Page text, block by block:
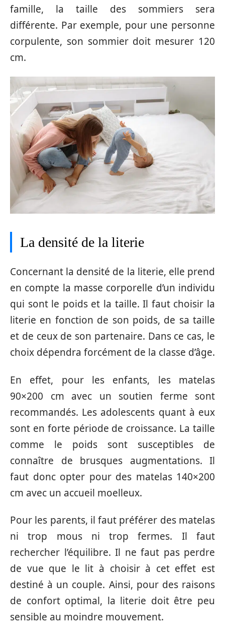
famille, la taille des sommiers sera
différente. Par exemple, pour une personne
corpulente, son sommier doit mesurer 120
cm.
La densité de la literie
Concernant la densité de la literie, elle prend
en compte la masse corporelle d’un individu
qui sont le poids et la taille. Il faut choisir la
literie en fonction de son poids, de sa taille
et de ceux de son partenaire. Dans ce cas, le
choix dépendra forcément de la classe d’âge.
En effet, pour les enfants, les matelas
90×200 cm avec un soutien ferme sont
recommandés. Les adolescents quant à eux
sont en forte période de croissance. La taille
comme le poids sont susceptibles de
connaître de brusques augmentations. Il
faut donc opter pour des matelas 140×200
cm avec un accueil moelleux.
Pour les parents, il faut préférer des matelas
ni trop mous ni trop fermes. Il faut
rechercher l’équilibre. Il ne faut pas perdre
de vue que le lit à choisir à cet effet est
destiné à un couple. Ainsi, pour des raisons
de confort optimal, la literie doit être peu
sensible au moindre mouvement.